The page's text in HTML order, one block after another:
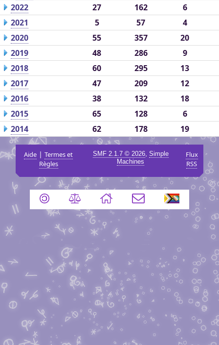
2022
27 162
6
2021
5 57
4
2020
55 357
20
2019
48 286
9
2018
60 295
13
2017
47 209
12
2016
38 132
18
2015
65 128
6
2014
62 178 19
Aide |Termes et
Règles
SMF 2.1.7 © 2026, Simple
Machines
Flux
RSS